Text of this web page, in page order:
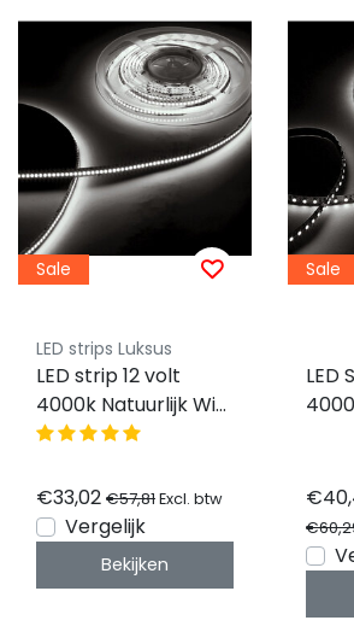
Sale
LED strips Luksus
LED strip 12 volt
4000k Natuurlijk Wit
9,6W 1020LM 120LED
€33,02 €57,81Excl. btw
Vergelijk
Bekijken
Sale
LED